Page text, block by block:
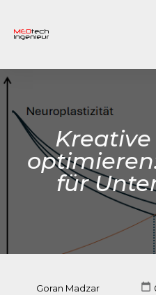
Kreative
für
Goran Madzar